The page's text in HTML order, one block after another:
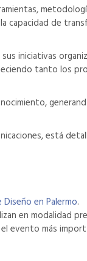
capacidad de
iniciativas
tanto los
está
en Palermo.
en modalidad
el evento más